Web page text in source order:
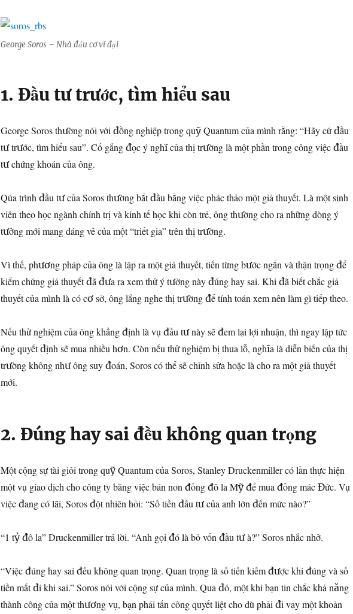
George Soros – Nhà đầu cơ vĩ đại
1. Đầu tư trước, tìm hiểu sau
George Soros thường nói với đồng nghiệp trong quỹ Quantum của mình rằng: “Hãy cứ đầu
tư trước, tìm hiểu sau”. Cố gắng đọc ý nghĩ của thị trường là một phần trong công việc đầu
tư chứng khoán của ông.
Qúa trình đầu tư của Soros thường bắt đầu bằng việc phác thảo một giả thuyết. Là một sinh
viên theo học ngành chính trị và kinh tế học khi còn trẻ, ông thường cho ra những dòng ý
tưởng mới mang dáng vẻ của một “triết gia” trên thị trường.
Vì thế, phương pháp của ông là lập ra một giả thuyết, tiến từng bước ngắn và thận trọng để
kiểm chứng giả thuyết đã đưa ra xem thử ý tưởng này đúng hay sai. Khi đã biết chắc giả
thuyết của mình là có cơ sở, ông lắng nghe thị trường để tính toán xem nên làm gì tiếp theo.
Nếu thử nghiệm của ông khẳng định là vụ đầu tư này sẽ đem lại lợi nhuận, thì ngay lập tức
ông quyết định sẽ mua nhiều hơn. Còn nếu thử nghiệm bị thua lỗ, nghĩa là diễn biến của thị
trường không như ông suy đoán, Soros có thể sẽ chỉnh sửa hoặc là cho ra một giả thuyết
mới.
2. Đúng hay sai đều không quan trọng
Một cộng sự tài giỏi trong quỹ Quantum của Soros, Stanley Druckenmiller có lần thực hiện
một vụ giao dịch cho công ty bằng việc bán non đồng đô la Mỹ để mua đồng mác Đức. Vụ
việc đang có lãi, Soros đột nhiên hỏi: “Số tiền đầu tư của anh lớn đến mức nào?”
“1 tỷ đô la” Druckenmiller trả lời. “Anh gọi đó là bỏ vốn đầu tư à?” Soros nhắc nhở.
“Việc đúng hay sai đều không quan trọng. Quan trọng là số tiền kiếm được khi đúng và số
tiền mất đi khi sai.” Soros nói với cộng sự của mình. Qua đó, một khi bạn tin chắc khả năng
thành công của một thương vụ, bạn phải tấn công quyết liệt cho dù phải đi vay một khoản